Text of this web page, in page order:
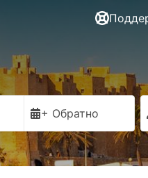
+ Обратно